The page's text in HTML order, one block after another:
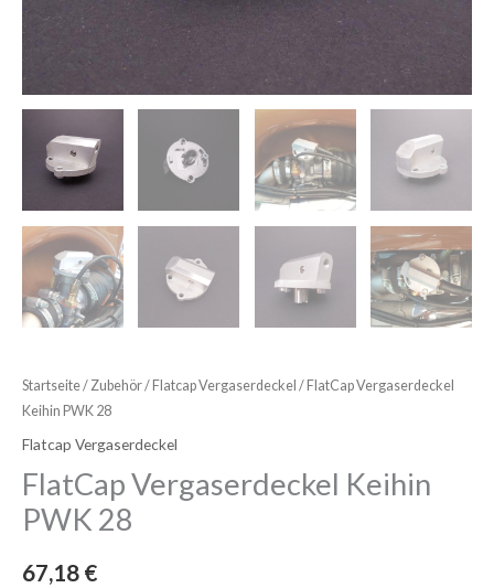
Startseite/ Zubehör/Flatcap Vergaserdeckel / FlatCap Vergaserdeckel
Keihin PWK 28
Flatcap Vergaserdeckel
FlatCap Vergaserdeckel Keihin
PWK 28
67,18 €